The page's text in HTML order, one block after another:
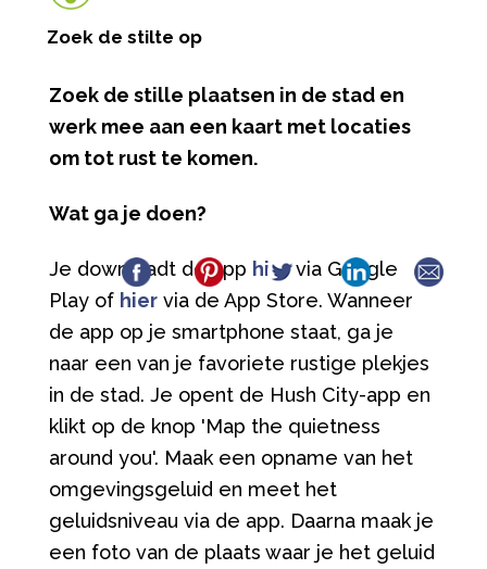
Zoek de stilte op
Zoek de stille plaatsen in de stad en
werk mee aan een kaart met locaties
om tot rust te komen.
Wat ga je doen?
Je downloadt de app hiervia Google
Play of hiervia de App Store. Wanneer
de app op je smartphone staat, ga je
naar een van je favoriete rustige plekjes
in de stad. Je opent de Hush City-app en
klikt op de knop 'Map the quietness
around you'. Maak een opname van het
omgevingsgeluid en meet het
geluidsniveau via de app. Daarna maak je
een foto van de plaats waar je het geluid